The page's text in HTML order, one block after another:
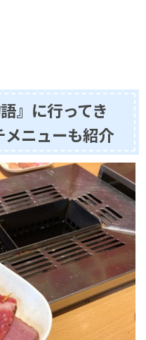
』に行ってき
ニューも紹介